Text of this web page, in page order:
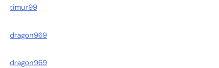
timur99
dragon969
dragon969